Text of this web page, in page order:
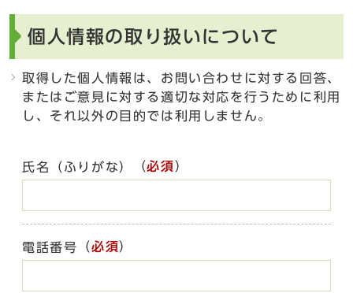
個人情報の取り扱いについて
取得した個人情報は、お問い合わせに対する回答、
またはご意見に対する適切な対応を行うために利用
し、それ以外の目的では利用しません。
氏名（ふりがな） （必須）
電話番号 （必須）